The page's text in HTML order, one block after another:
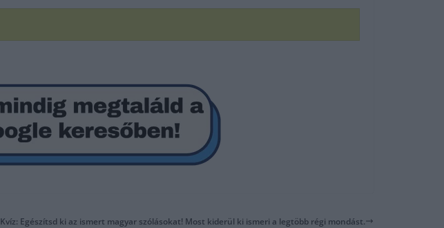
Kvíz: Egészítsd ki az ismert magyar szólásokat! Most kiderül ki ismeri a legtöbb régi mondást.